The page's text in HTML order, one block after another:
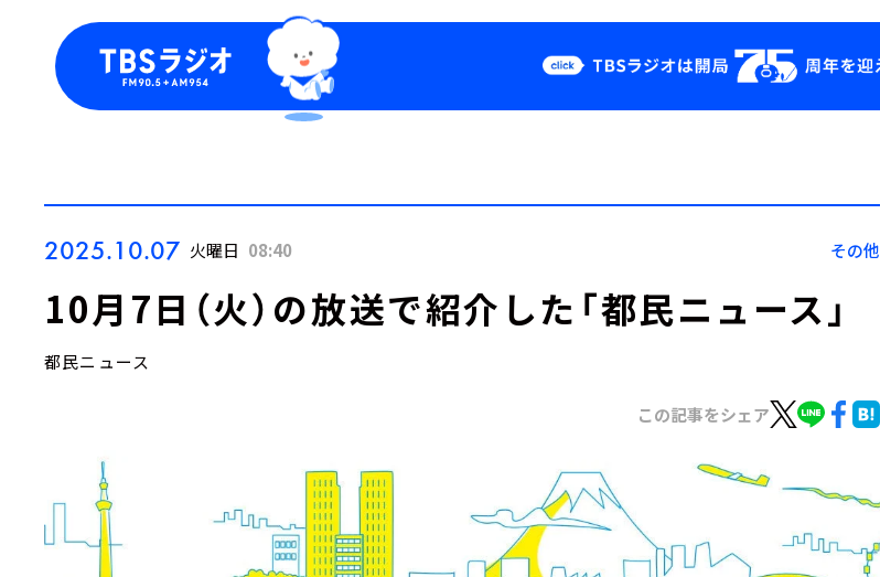
Podcast
YouTube
2025.10.07 火曜日 08:40 その他
10月7日（火）の放送で紹介した「都民ニュース」
都民ニュース
この記事をシェア